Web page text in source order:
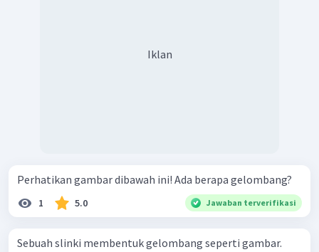
Iklan
Perhatikan gambar dibawah ini! Ada berapa gelombang?
1 5.0 Jawaban terverifikasi
Sebuah slinki membentuk gelombang seperti gambar.